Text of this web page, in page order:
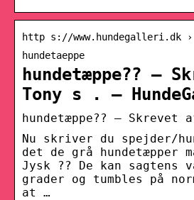
http s://www.hundegalleri.dk ›
hundetaeppe
hundetæppe?? –
Tony s . –
hundetæppe?? – Skrevet
Nu skriver du spejder/
det de grå hundetæpper
Jysk ?? De kan sagtens
grader og tumbles på
at …